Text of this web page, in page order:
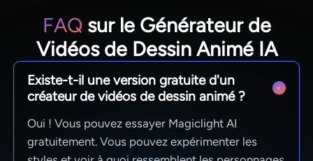
FAQ sur le Générateur de
Vidéos de Dessin Animé IA
Existe-t-il une version gratuite d'un
créateur de vidéos de dessin animé ?
Oui ! Vous pouvez essayer Magiclight AI
gratuitement. Vous pouvez expérimenter les